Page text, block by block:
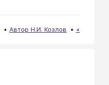
Автор Н.И. Козлов +